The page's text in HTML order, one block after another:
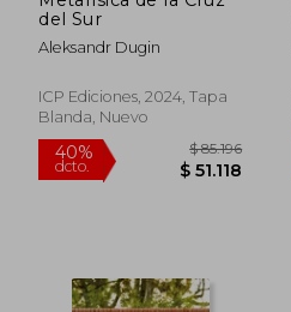
del Sur
Aleksandr Dugin
ICP Ediciones, 2024, Tapa
Blanda, Nuevo